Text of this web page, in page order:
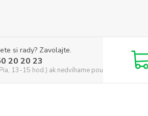
si rady? Zavolajte.
20 20 23
13-15 hod.) ak nedvíhame použite CHATBOX